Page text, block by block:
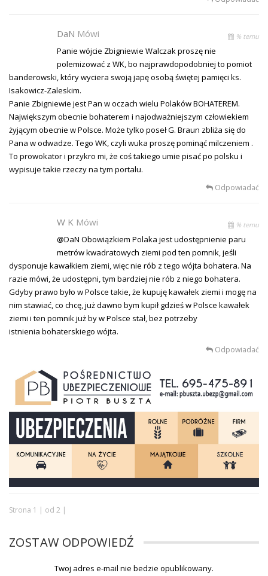
DaN Mówi % temu
Panie wójcie Zbigniewie Walczak proszę nie
polemizować z WK, bo najprawdopodobniej to pomiot
banderowski, który wyciera swoją japę osobą świętej pamięci ks.
Isakowicz-Zaleskim.
Panie Zbigniewie jest Pan w oczach wielu Polaków BOHATEREM.
Największym obecnie bohaterem i najodważniejszym człowiekiem
żyjącym obecnie w Polsce. Może tylko poseł G. Braun zbliża się do
Pana w odwadze. Tego WK, czyli wuka proszę pominąć milczeniem .
To prowokator i przykro mi, że coś takiego umie pisać po polsku i
wypisuje takie rzeczy na tym portalu.
Odpowiadać
W K Mówi % temu
@DaN Obowiązkiem Polaka jest udostępnienie paru
metrów kwadratowych ziemi pod ten pomnik, jeśli
dysponuje kawałkiem ziemi, więc nie rób z tego wójta bohatera. Na
razie mówi, że udostępni, tym bardziej nie rób z niego bohatera.
Gdyby prawo było w Polsce takie, że kupuję kawałek ziemi i mogę na
nim stawiać, co chcę, już dawno bym kupił gdzieś w Polsce kawałek
ziemi i ten pomnik już by w Polsce stał, bez potrzeby
istnienia bohaterskiego wójta.
Odpowiadać
Strona 1 | od 2 |
ZOSTAW ODPOWIEDŹ
Twoj adres e-mail nie bedzie opublikowany.